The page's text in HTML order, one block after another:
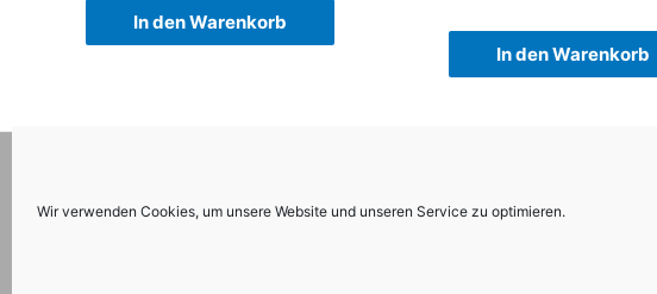
Wir verwenden Cookies, um unsere Website und unseren Service zu optimieren.
In den Warenkorb
In den Warenkorb